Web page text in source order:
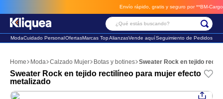
Envío rápido, gratis y seguro por **BM-Cargo**
¿Qué estás buscando?
ModaCuidado PersonalOfertasMarcas TopAlianzasVende aquíSeguimiento de Pedidos
Moda Calzado Mujer Botas y botines Sweater Rock en tejido
Sweater Rock en tejido rectilíneo para mujer efecto
metalizado
2. sandalia